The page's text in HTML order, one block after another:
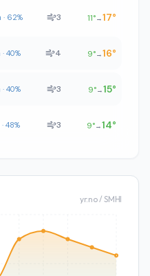
62% 3 11°→17°
40% 4 9°→16°
40% 3 9°→15°
48% 3 9°→14°
yr.no / SMHI